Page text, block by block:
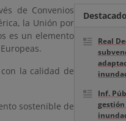
de Convenios
la Unión por
es un elemento
la calidad de
sostenible de
Real
Inf.